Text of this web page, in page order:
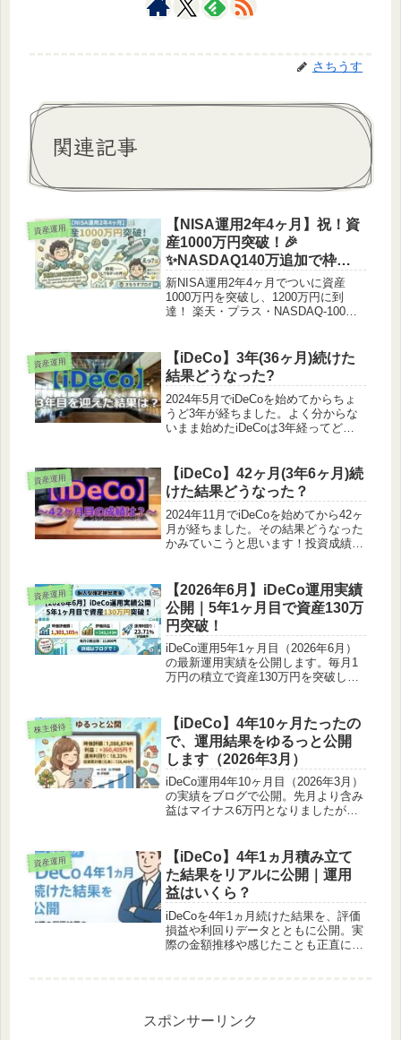
さちうす
関連記事
資産運用
【NISA運用2年4ヶ月】祝！資
産1000万円突破！🎉
✨NASDAQ140万追加で枠
完……してなかった件😂
新NISA運用2年4ヶ月でついに資産
1000万円を突破し、1200万円に到
達！ 楽天・プラス・NASDAQ-100に
公開します。成長枠を使い切ったと勘
違いしていた意外な理由とは？
資産運用
【iDeCo】3年(36ヶ月)続けた
結果どうなった?
2024年5月でiDeCoを始めてからちょ
うど3年が経ちました。よく分からな
いまま始めたiDeCoは3年経ってどう
計は520,696円といった結果になりま
した。個別に見...
資産運用
【iDeCo】42ヶ月(3年6ヶ月)続
けた結果どうなった？
2024年11月でiDeCoを始めてから42ヶ
月が経ちました。その結果どうなった
かみていこうと思います！投資成績投
損益額が552,011円なので174,251円増
え...
資産運用
【2026年6月】iDeCo運用実績
公開｜5年1ヶ月目で資産130万
円突破！
iDeCo運用5年1ヶ月目（2026年6月）
の最新運用実績を公開します。毎月1
万円の積立で資産130万円を突破しま
ートフォリオと評価損益、これまでの
投資の歩みを詳しく解説します。長期
積立投資に興味がある方はぜひご覧く
ださい。
株主優待
【iDeCo】4年10ヶ月たったの
で、運用結果をゆるっと公開
します（2026年3月）
iDeCo運用4年10ヶ月目（2026年3月）
の実績をブログで公開。先月より含み
益はマイナス6万円となりましたが、
天・全世界株式1本でコツコツ積み立
てるメリットをゆるっと解説します。
資産運用
【iDeCo】4年1ヵ月積み立て
た結果をリアルに公開｜運用
益はいくら？
iDeCoを4年1ヵ月続けた結果を、評価
損益や利回りデータとともに公開。実
際の金額推移や感じたことも正直にま
スポンサーリンク